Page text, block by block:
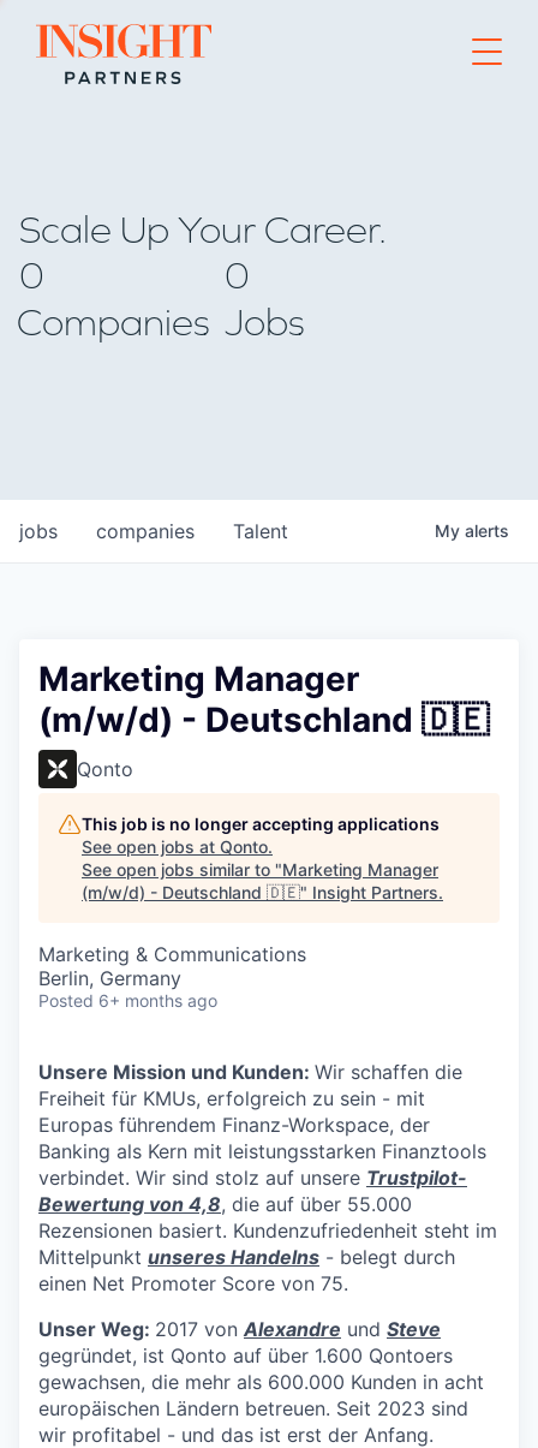
Go to home page
Scale Up Your Career.
0
Companies
0
Jobs
jobs companies Talent My alerts
Marketing Manager
(m/w/d) - Deutschland 🇩🇪
Qonto
This job is no longer accepting applications
See open jobs at Qonto.
See open jobs similar to "Marketing Manager
(m/w/d) - Deutschland 🇩🇪" Insight Partners.
Marketing & Communications
Berlin, Germany
Posted 6+ months ago
Unsere Mission und Kunden: Wir schaffen die
Freiheit für KMUs, erfolgreich zu sein - mit
Europas führendem Finanz-Workspace, der
Banking als Kern mit leistungsstarken Finanztools
verbindet. Wir sind stolz auf unsere Trustpilot-
Bewertung von 4,8, die auf über 55.000
Rezensionen basiert. Kundenzufriedenheit steht im
Mittelpunkt unseres Handelns - belegt durch
einen Net Promoter Score von 75.
Unser Weg: 2017 vonAlexandre und Steve
gegründet, ist Qonto auf über 1.600 Qontoers
gewachsen, die mehr als 600.000 Kunden in acht
europäischen Ländern betreuen. Seit 2023 sind
wir profitabel - und das ist erst der Anfang.